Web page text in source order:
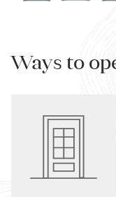
Ways to